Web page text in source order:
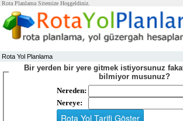
Rota Planlama Sitemize Hoşgeldiniz.
Rota Yol Planlama
Bir yerden bir yere gitmek istiyorsunuz
bilmiyor musunuz?
Nereden:
Nereye: